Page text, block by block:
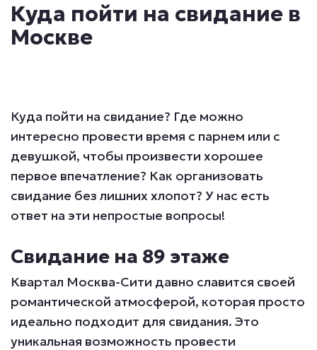
Куда пойти на свидание в
Москве
Куда пойти на свидание? Где можно
интересно провести время с парнем или с
девушкой, чтобы произвести хорошее
первое впечатление? Как организовать
свидание без лишних хлопот? У нас есть
ответ на эти непростые вопросы!
Свидание на 89 этаже
Квартал Москва-Сити давно славится своей
романтической атмосферой, которая просто
идеально подходит для свидания. Это
уникальная возможность провести